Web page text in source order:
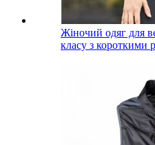
Жіночий одяг для
класу з короткими